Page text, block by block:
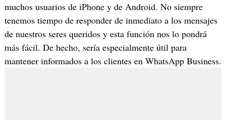
muchos usuarios de iPhone y de Android. No siempre
tenemos tiempo de responder de inmediato a los mensajes
de nuestros seres queridos y esta función nos lo pondrá
más fácil. De hecho, sería especialmente útil para
mantener informados a los clientes en WhatsApp Business.